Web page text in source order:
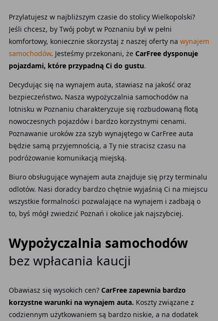
Przylatujesz w najbliższym czasie do stolicy Wielkopolski?
Jeśli chcesz, by Twój pobyt w Poznaniu był w pełni
komfortowy, koniecznie skorzystaj z naszej oferty na wynajem
samochodów. Jesteśmy przekonani, że CarFree dysponuje
pojazdami, które przypadną Ci do gustu.
Decydując się na wynajem auta, stawiasz na jakość oraz
bezpieczeństwo. Nasza wypożyczalnia samochodów na
lotnisku w Poznaniu charakteryzuje się rozbudowaną flotą
nowoczesnych pojazdów i bardzo korzystnymi cenami.
Poznawanie uroków zza szyb wynajętego w CarFree auta
będzie samą przyjemnością, a Ty nie stracisz czasu na
podróżowanie komunikacją miejską.
Biuro obsługujące wynajem auta znajduje się przy terminalu
odlotów. Nasi doradcy bardzo chętnie wyjaśnią Ci na miejscu
wszystkie formalności pozwalające na wynajem i zadbają o
to, byś mógł zwiedzić Poznań i okolice jak najszybciej.
Wypożyczalnia samochodów
bez wpłacania kaucji
Obawiasz się wysokich cen?CarFree zapewnia bardzo
korzystne warunki na wynajem auta. Koszty związane z
codziennym użytkowaniem są bardzo niskie, a na dodatek